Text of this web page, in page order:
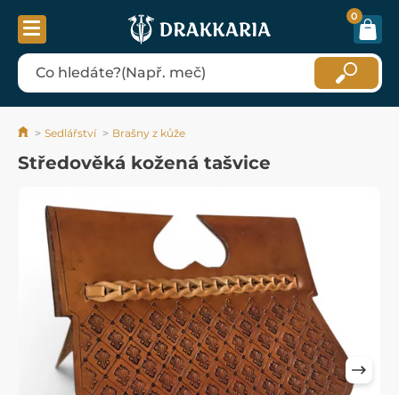
0
Sedlářství Brašny z kůže
Středověká kožená tašvice